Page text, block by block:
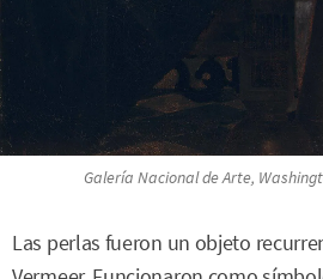
Galería Nacional de Arte,
Las perlas fueron un objeto